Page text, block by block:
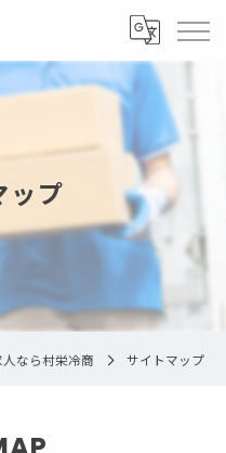
ップ
なら村栄冷商 サイトマップ